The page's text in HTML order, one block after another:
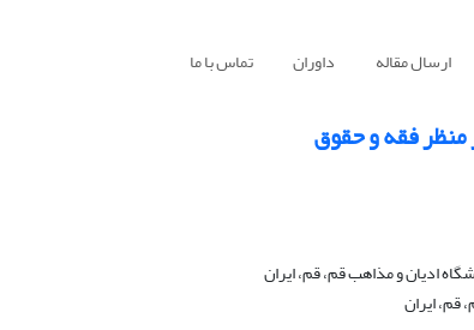
ارسال مقاله داوران تماس با ما
فقه و حقوق
ادیان و مذاهب قم، قم، ایران
قم، ایران